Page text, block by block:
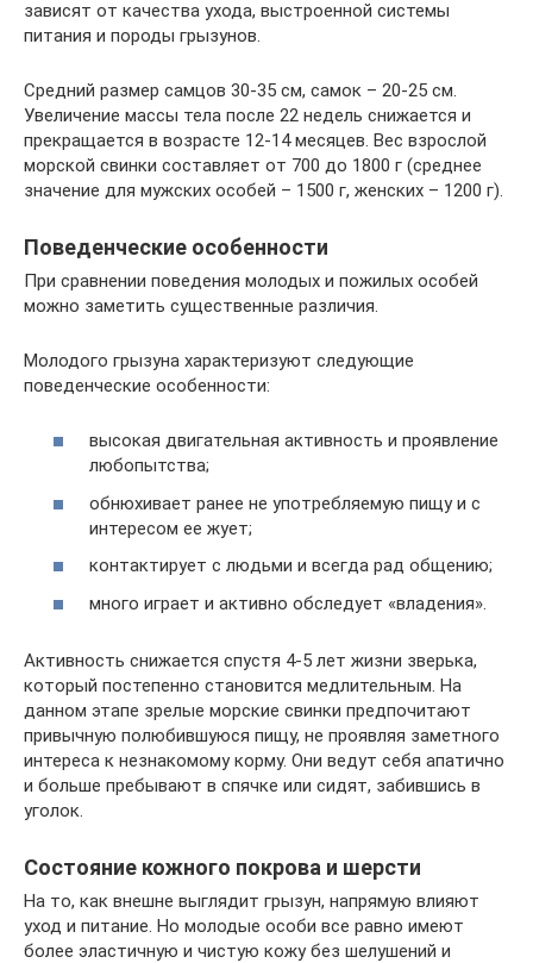
зависят от качества ухода, выстроенной системы
питания и породы грызунов.
Средний размер самцов 30-35 см, самок – 20-25 см.
Увеличение массы тела после 22 недель снижается и
прекращается в возрасте 12-14 месяцев. Вес взрослой
морской свинки составляет от 700 до 1800 г (среднее
значение для мужских особей – 1500 г, женских – 1200 г).
Поведенческие особенности
При сравнении поведения молодых и пожилых особей
можно заметить существенные различия.
Молодого грызуна характеризуют следующие
поведенческие особенности:
высокая двигательная активность и проявление
любопытства;
обнюхивает ранее не употребляемую пищу и с
интересом ее жует;
контактирует с людьми и всегда рад общению;
много играет и активно обследует «владения».
Активность снижается спустя 4-5 лет жизни зверька,
который постепенно становится медлительным. На
данном этапе зрелые морские свинки предпочитают
привычную полюбившуюся пищу, не проявляя заметного
интереса к незнакомому корму. Они ведут себя апатично
и больше пребывают в спячке или сидят, забившись в
уголок.
Состояние кожного покрова и шерсти
На то, как внешне выглядит грызун, напрямую влияют
уход и питание. Но молодые особи все равно имеют
более эластичную и чистую кожу без шелушений и